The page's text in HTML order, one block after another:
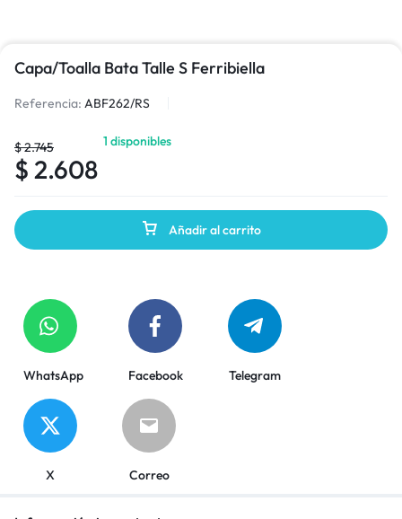
Capa/Toalla Bata Talle S Ferribiella
Referencia: ABF262/RS
$2.745
$ 2.608
1 disponibles
Añadir al carrito
WhatsApp Facebook Telegram
X Correo